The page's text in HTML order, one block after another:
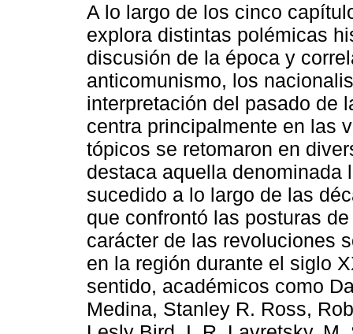
A lo largo de los cinco
explora distintas polémicas
discusión de la época y
anticomunismo, los
interpretación del pasado de
centra principalmente en las
tópicos se retomaron en
destaca aquella denominada
sucedido a lo largo de las
que confrontó las posturas
carácter de las revoluciones
en la región durante el siglo
sentido, académicos como
Medina, Stanley R. Ross,